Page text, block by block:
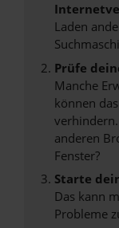
Laden
Prüfe
Manche
können
anderen
Fenster?
Starte
Das kann
Probleme